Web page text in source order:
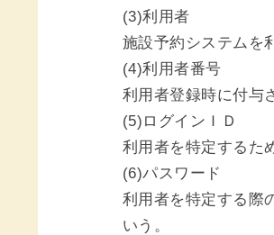
(3)利用者
施設予約システムを
(4)利用者番号
利用者登録時に付与
(5)ログインＩＤ
利用者を特定するた
(6)パスワード
利用者を特定する際
いう。